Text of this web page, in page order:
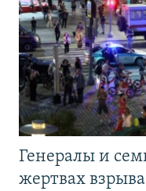
Генералы и
жертвах